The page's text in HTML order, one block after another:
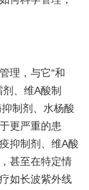
理，与它“和
、维A酸制
制剂、水杨酸
更严重的患
抑制剂、维A酸
甚至在特定情
如长波紫外线